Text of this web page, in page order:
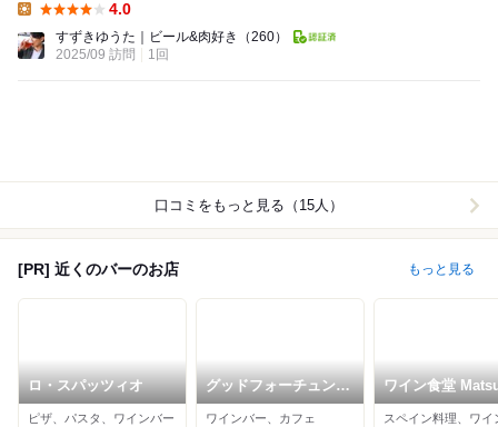
4.0
すずきゆうた｜ビール&肉好き
（260）
2025/09 訪問
1回
口コミをもっと見る（15人）
[PR] 近くのバーのお店 もっと見る
ロ・スパッツィオ
ピザ、パスタ、ワインバー
グッドフォーチュン
ファクトリー
ワインバー、カフェ
ワイン食堂